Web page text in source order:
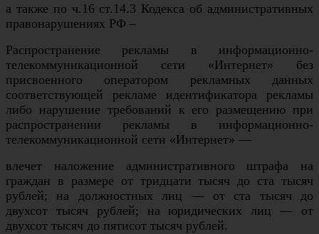
а также по ч.16 ст.14.3 Кодекса об административных
правонарушениях РФ –
Распространение рекламы в информационно-
телекоммуникационной сети «Интернет» без
присвоенного оператором рекламных данных
соответствующей рекламе идентификатора рекламы
либо нарушение требований к его размещению при
распространении рекламы в информационно-
телекоммуникационной сети «Интернет» —
влечет наложение административного штрафа на
граждан в размере от тридцати тысяч до ста тысяч
рублей; на должностных лиц — от ста тысяч до
двухсот тысяч рублей; на юридических лиц — от
двухсот тысяч до пятисот тысяч рублей.